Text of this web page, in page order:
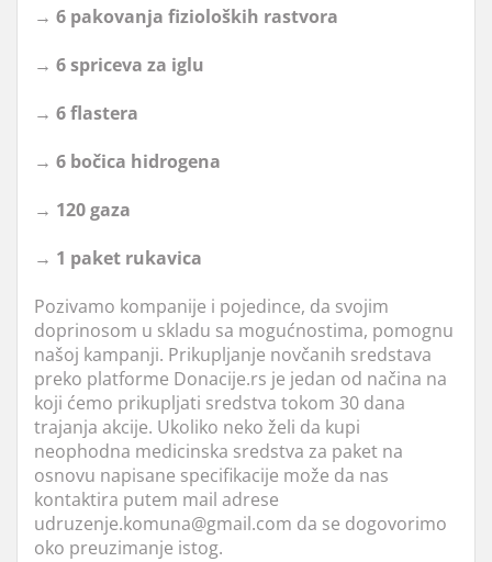
→ 6 pakovanja fizioloških rastvora
→ 6 spriceva za iglu
→ 6 flastera
→ 6 bočica hidrogena
→ 120 gaza
→ 1 paket rukavica
Pozivamo kompanije i pojedince, da svojim
doprinosom u skladu sa mogućnostima, pomognu
našoj kampanji. Prikupljanje novčanih sredstava
preko platforme Donacije.rs je jedan od načina na
koji ćemo prikupljati sredstva tokom 30 dana
trajanja akcije. Ukoliko neko želi da kupi
neophodna medicinska sredstva za paket na
osnovu napisane specifikacije može da nas
kontaktira putem mail adrese
udruzenje.komuna@gmail.com da se dogovorimo
oko preuzimanje istog.